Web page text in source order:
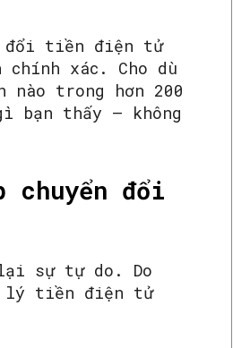
đổi tiền điện tử
chính xác. Cho dù
nào trong hơn 200
bạn thấy – không
đổi
sự tự do. Do
lý tiền điện tử